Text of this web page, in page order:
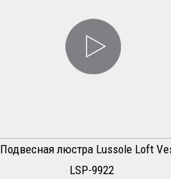
Подвесная люстра Lussole Loft
LSP-9922